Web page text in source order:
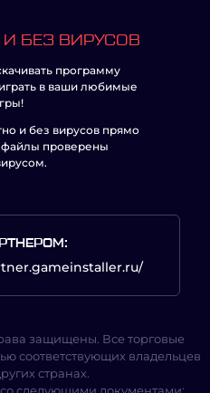
И БЕЗ ВИРУСОВ
программу
в ваши любимые
и без вирусов прямо
файлы проверены
защищены. Все торговые
соответствующих владельцев
странах.